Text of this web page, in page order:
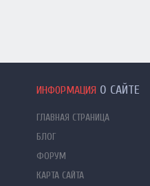
ИНФОРМАЦИЯ О САЙТЕ
ГЛАВНАЯ СТРАНИЦА
БЛОГ
ФОРУМ
КАРТА САЙТА